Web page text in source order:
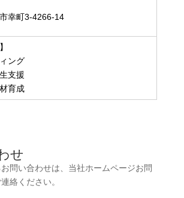
幸町3-4266-14
ング
支援
育成
せ
問い合わせは、当社ホームページお問
絡ください。